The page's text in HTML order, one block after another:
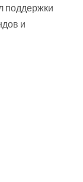
поддержки
и